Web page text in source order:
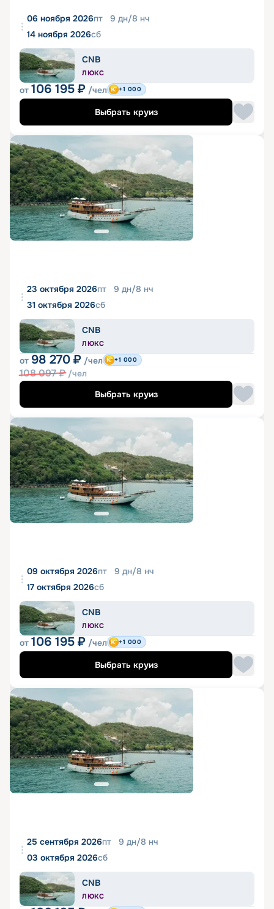
06 ноября 2026пт 9 дн/8 нч
14 ноября 2026сб
CNB
ЛЮКС
от 106 195 ₽ /чел +1 000
Выбрать круиз
23 октября 2026пт 9 дн/8 нч
31 октября 2026сб
CNB
ЛЮКС
от 98 270 ₽ /чел
108 097₽ /чел
+1 000
Выбрать круиз
09 октября 2026пт 9 дн/8 нч
17 октября 2026сб
CNB
ЛЮКС
от 106 195 ₽ /чел +1 000
Выбрать круиз
25 сентября 2026пт 9 дн/8 нч
03 октября 2026сб
CNB
ЛЮКС